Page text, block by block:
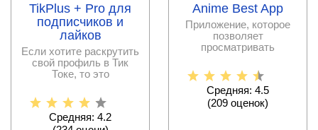
TikPlus + Pro для
подписчиков и
лайков
Если хотите раскрутить
свой профиль в Тик
Токе, то это
вас!
Средняя: 4.2
Anime Best App
Приложение, которое
позволяет
просматривать
существующих аниме
фильмов и
Средняя: 4.5
(209 оценок)